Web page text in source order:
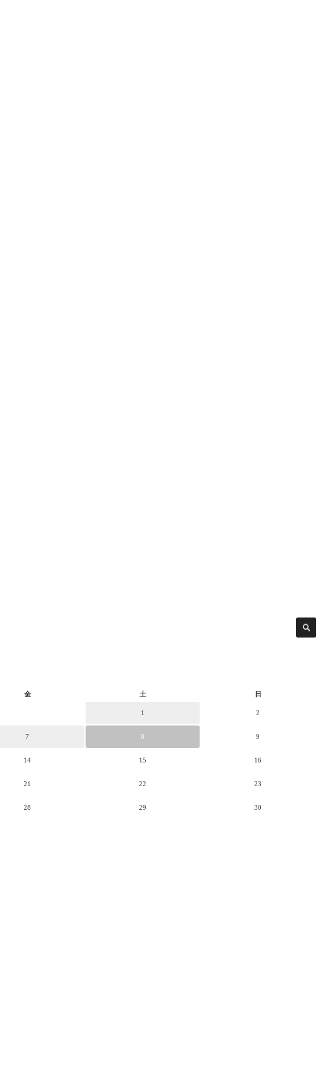
金 土 日
1 2
7 8 9
14 15 16
21 22 23
28 29 30